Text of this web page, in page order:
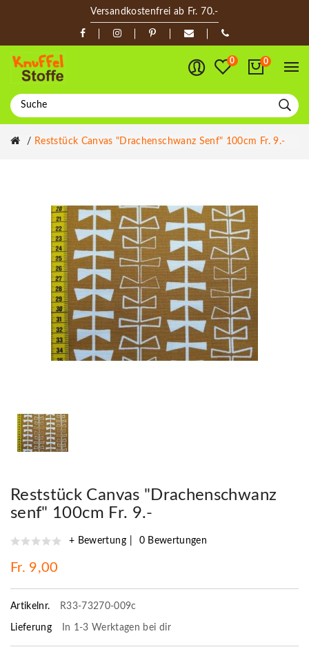
Versandkostenfrei ab Fr. 70.-
0 0
Reststück Canvas "Drachenschwanz Senf" 100cm Fr. 9.-
Reststück Canvas "Drachenschwanz
senf" 100cm Fr. 9.-
+ Bewertung 0 Bewertungen
Fr. 9,00
Artikelnr. R33-73270-009c
Lieferung In 1-3 Werktagen bei dir